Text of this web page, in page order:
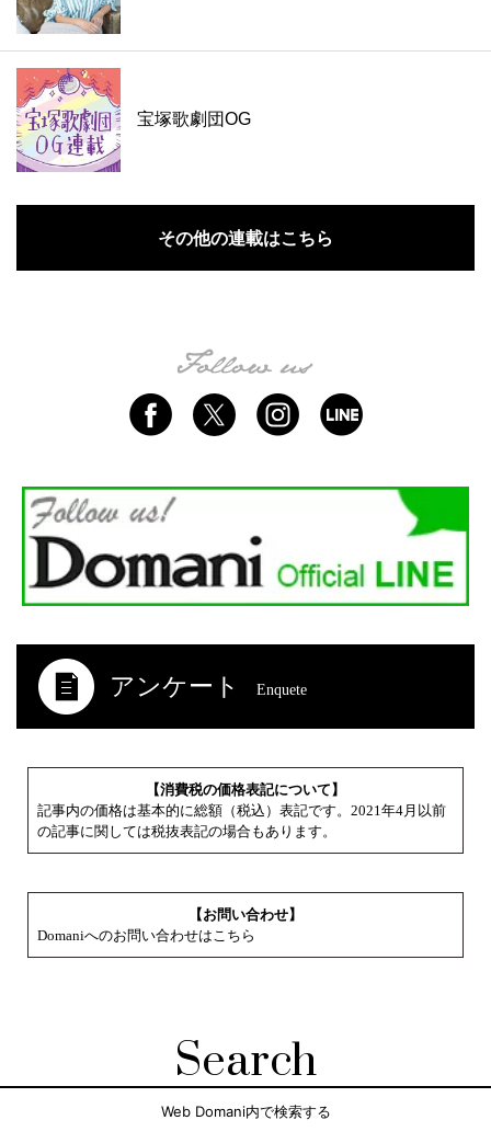
宝塚歌劇団OG
その他の連載はこちら
アンケート Enquete
【消費税の価格表記について】
記事内の価格は基本的に総額（税込）表記です。2021年4月以前
の記事に関しては税抜表記の場合もあります。
【お問い合わせ】
Domaniへのお問い合わせはこちら
Search
Web Domani内で検索する